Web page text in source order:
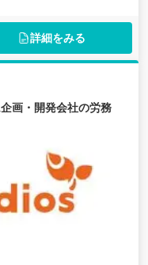
詳細をみる
画・開発会社の労務